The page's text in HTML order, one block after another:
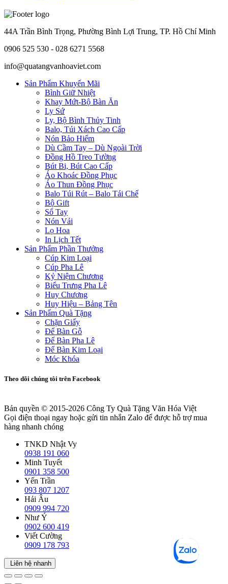
44A Trần Bình Trọng, Phường Bình Lợi Trung, TP. Hồ Chí Minh
0906 525 530 - 028 6271 5568
info@quatangvanhoaviet.com
Sản Phẩm Khuyến Mãi
Bình Giữ Nhiệt
Khay Mứt-Bộ Bàn Ăn
Ly Sứ
Ly, Bộ Bình Thủy Tinh
Balo, Túi Xách Cao Cấp
Nón Bảo Hiểm
Dù Cầm Tay – Dù Ngoài Trời
Đồng Hồ Treo Tường
Bút Bi, Bút Cao Cấp
Áo Khoác Đồng Phục
Áo Thun Đồng Phục
Balo Túi Rút – Balo Tái Chế
Bộ Gift
Sổ Tay
Nón Vải
Lọ Hoa
In Lịch Tết
Sản Phẩm Phần Thưởng
Cúp Kim Loại
Cúp Pha Lê
Kỷ Niệm Chương
Biểu Trưng Pha Lê
Huy Chương
Huy Hiệu – Bảng Tên
Sản Phẩm Quà Tặng
Chặn Giấy
Để Bàn Gỗ
Để Bàn Pha Lê
Để Bàn Kim Loại
Móc Khóa
Theo dõi chúng tôi trên Facebook
Bản quyền © 2015-2026 Công Ty Quà Tặng Văn Hóa Việt
Gọi điện thoại ngay hoặc gửi tin nhắn Zalo để được hỗ trợ mua
hàng nhanh chóng
TNKD Nhật Vy
0938 191 060
Minh Tuyết
0901 358 500
Yến Trần
093 807 1207
Hải Âu
0909 994 720
Như Ý
0902 600 419
Viết Cường
0909 178 793
Liên hệ nhanh